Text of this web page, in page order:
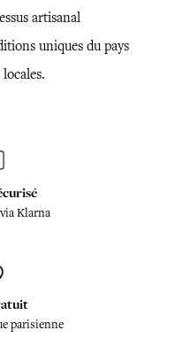
artisanal
uniques du pays
Klarna
parisienne